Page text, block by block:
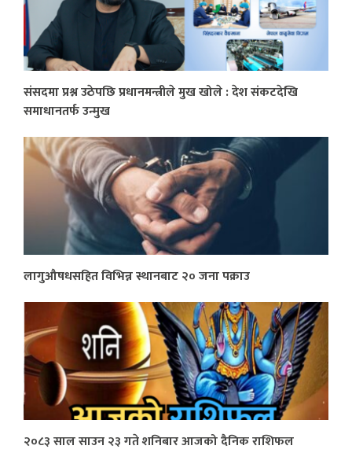
संसदमा प्रश्न उठेपछि प्रधानमन्त्रीले मुख खोले : देश संकटदेखि
समाधानतर्फ उन्मुख
लागुऔषधसहित विभिन्न स्थानबाट २० जना पक्राउ
२०८३ साल साउन २३ गते शनिबार आजको दैनिक राशिफल